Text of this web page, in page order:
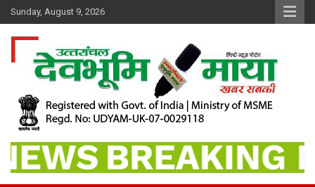
Skip
to
content
Sunday, August 9, 2026
Dev Bhoomi Maya